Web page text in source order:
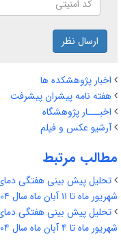
ارسال نظر
اخبار پژوهشکده ها
هفته نامه پیشران پیشرفت
اخبـــار پژوهشگاه
آرشیو عکس و فیلم
مطالب مرتبط
شهریور ماه تا ۱۱ آبان ماه سال ۱۴۰۴
شهریور ماه تا ۴ آبان ماه سال ۱۴۰۴